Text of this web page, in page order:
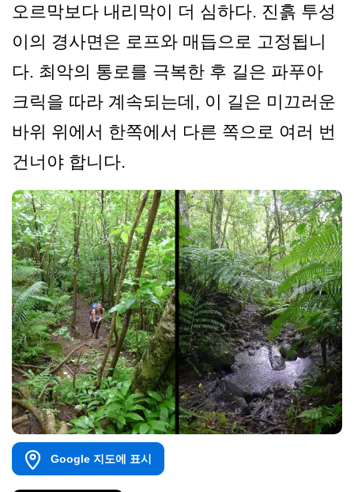
오르막보다 내리막이 더 심하다. 진흙 투성
이의 경사면은 로프와 매듭으로 고정됩니
다. 최악의 통로를 극복한 후 길은 파푸아
크릭을 따라 계속되는데, 이 길은 미끄러운
바위 위에서 한쪽에서 다른 쪽으로 여러 번
건너야 합니다.
Google 지도에 표시